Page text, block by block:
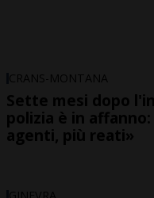
CRANS-MONTANA
Sette mesi dopo
polizia è in
agenti, più reati»